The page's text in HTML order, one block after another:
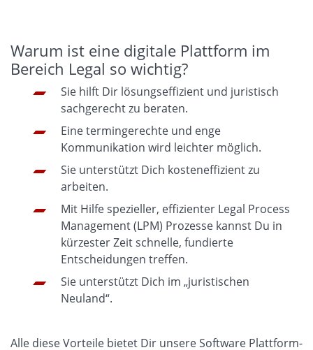
Warum ist eine digitale Plattform im
Bereich Legal so wichtig?
Sie hilft Dir lösungseffizient und juristisch
sachgerecht zu beraten.
Eine termingerechte und enge
Kommunikation wird leichter möglich.
Sie unterstützt Dich kosteneffizient zu
arbeiten.
Mit Hilfe spezieller, effizienter Legal Process
Management (LPM) Prozesse kannst Du in
kürzester Zeit schnelle, fundierte
Entscheidungen treffen.
Sie unterstützt Dich im „juristischen
Neuland“.
Alle diese Vorteile bietet Dir unsere Software Plattform-